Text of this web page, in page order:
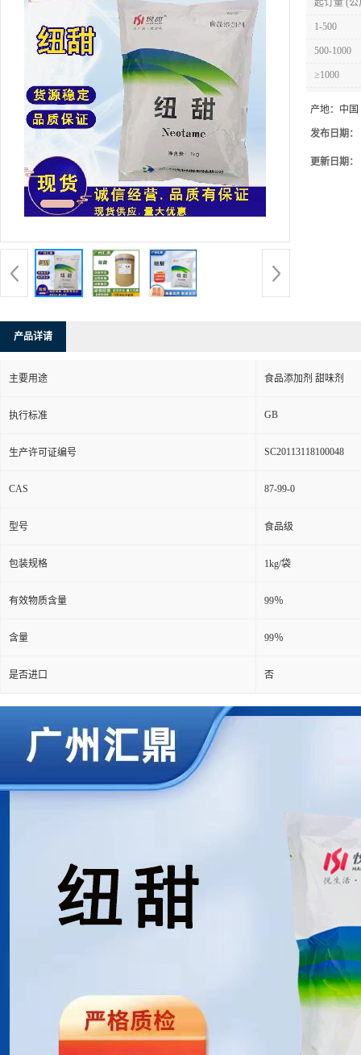
起订量 (公
1-500
500-1000
≥1000
产地： 中国
发布日期：
更新日期：
产品详请
主要用途 食品添加剂 甜味剂
执行标准 GB
生产许可证编号 SC20113118100048
CAS 87-99-0
型号 食品级
包装规格 1kg/袋
有效物质含量 99％
含量 99％
是否进口 否